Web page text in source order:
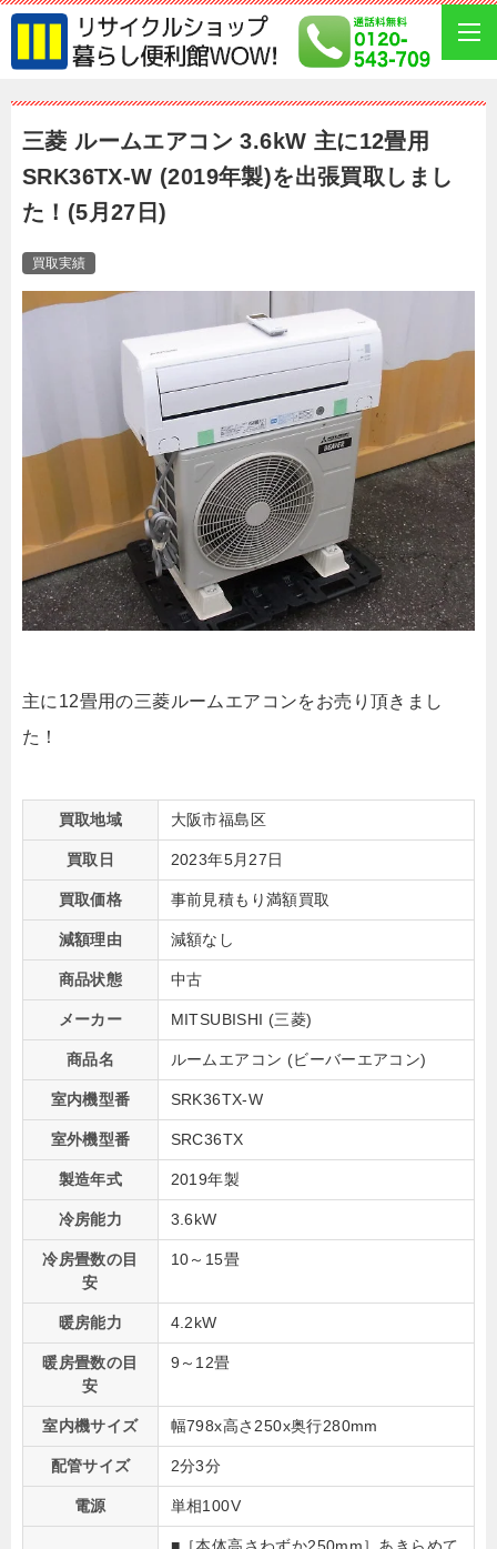
三菱 ルームエアコン 3.6kW 主に12畳用
SRK36TX-W (2019年製)を出張買取しまし
た！(5月27日)
買取実績
主に12畳用の三菱ルームエアコンをお売り頂きまし
た！
買取地域 大阪市福島区
買取日 2023年5月27日
買取価格 事前見積もり満額買取
減額理由 減額なし
商品状態 中古
メーカー MITSUBISHI (三菱)
商品名 ルームエアコン (ビーバーエアコン)
室内機型番 SRK36TX-W
室外機型番 SRC36TX
製造年式 2019年製
冷房能力 3.6kW
冷房畳数の目
安
10～15畳
暖房能力 4.2kW
暖房畳数の目
安
9～12畳
室内機サイズ 幅798x高さ250x奥行280mm
配管サイズ 2分3分
電源 単相100V